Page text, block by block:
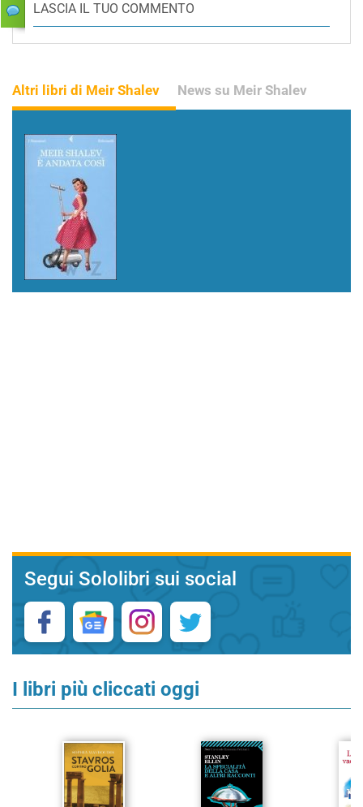
LASCIA IL TUO COMMENTO
Altri libri di Meir Shalev News su Meir Shalev
Segui Sololibri sui social
I libri più cliccati oggi